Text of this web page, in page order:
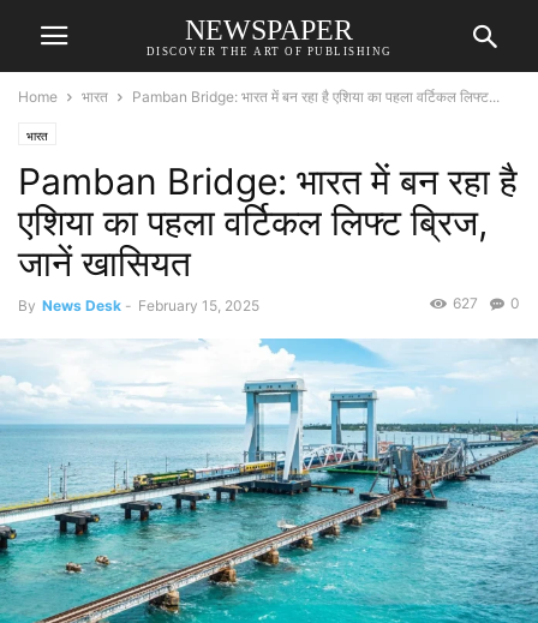
NEWSPAPER
DISCOVER THE ART OF PUBLISHING
Home भारत Pamban Bridge: भारत में बन रहा है एशिया का पहला वर्टिकल लिफ्ट...
भारत
Pamban Bridge: भारत में बन रहा है
एशिया का पहला वर्टिकल लिफ्ट ब्रिज,
जानें खासियत
By News Desk - February 15, 2025 0
627